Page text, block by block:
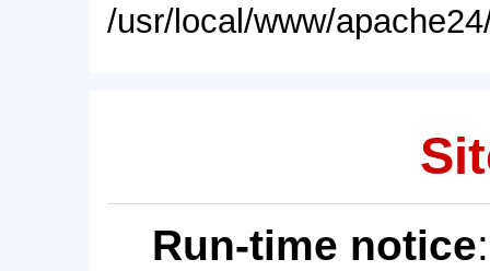
/usr/local/www/
Run-time notice